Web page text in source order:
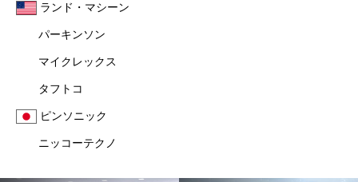
ランド・マシーン
パーキンソン
マイクレックス
タフトコ
ピンソニック
ニッコーテクノ